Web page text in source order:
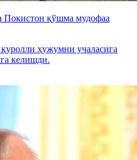
Покистон қўшма мудофаа
ҳужумни учаласига
келишди.